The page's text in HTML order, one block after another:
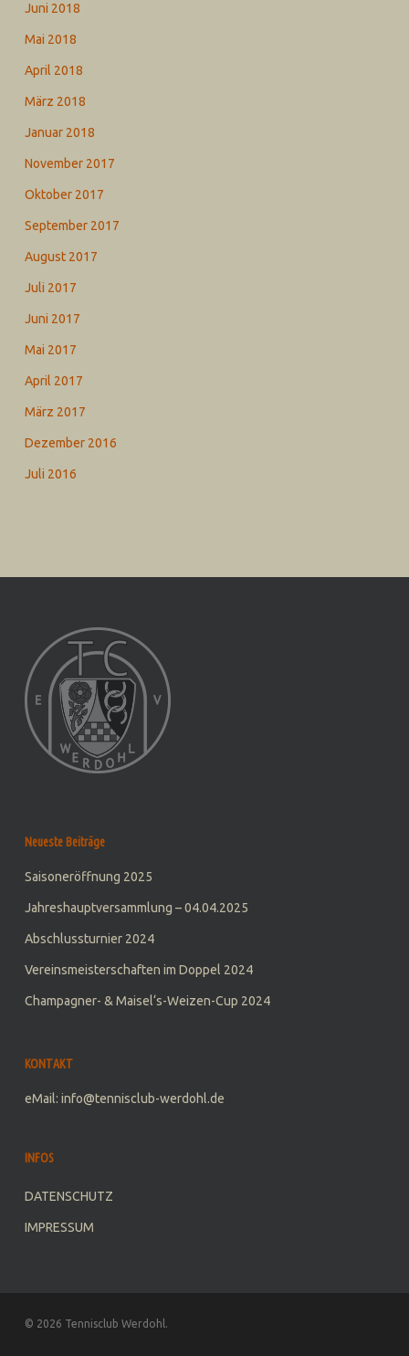
Juni 2018
Mai 2018
April 2018
März 2018
Januar 2018
November 2017
Oktober 2017
September 2017
August 2017
Juli 2017
Juni 2017
Mai 2017
April 2017
März 2017
Dezember 2016
Juli 2016
Neueste Beiträge
Saisoneröffnung 2025
Jahreshauptversammlung – 04.04.2025
Abschlussturnier 2024
Vereinsmeisterschaften im Doppel 2024
Champagner- & Maisel‘s-Weizen-Cup 2024
KONTAKT
eMail: info@tennisclub-werdohl.de
INFOS
DATENSCHUTZ
IMPRESSUM
© 2026 Tennisclub Werdohl.